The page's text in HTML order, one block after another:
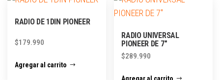
RADIO DE 1DIN PIONEER
$179.990
Agregar al carrito
RADIO UNIVERSAL
PIONEER DE 7″
$289.990